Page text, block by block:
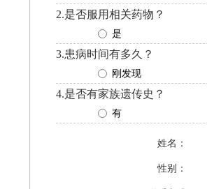
2.是否服用相关药物？
是
3.患病时间有多久？
刚发现
4.是否有家族遗传史？
有
姓名：
性别：